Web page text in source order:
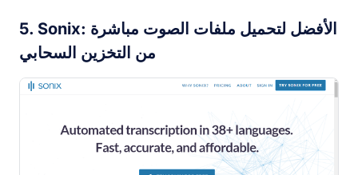
5. Sonix: الأفضل لتحميل ملفات الصوت مباشرة
من التخزين السحابي